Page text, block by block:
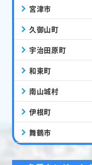
宮津市
久御山町
宇治田原町
和束町
南山城村
伊根町
舞鶴市